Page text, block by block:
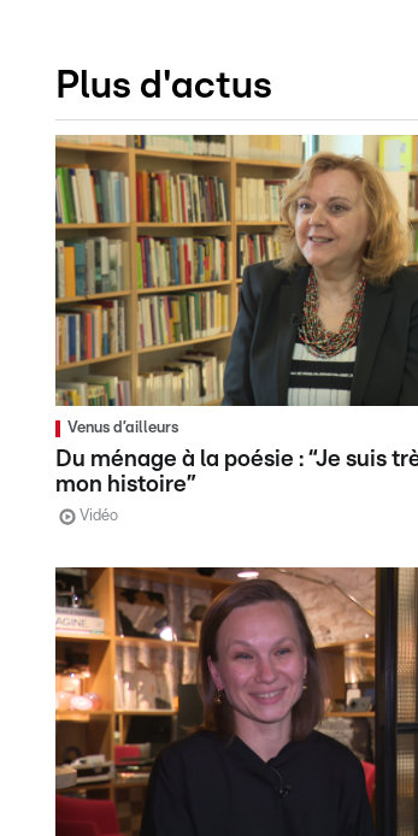
Plus d'actus
Venus d’ailleurs
Du ménage à la poésie : “Je suis
mon histoire”
Vidéo